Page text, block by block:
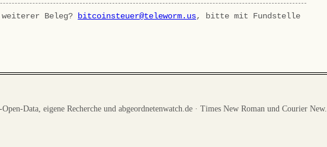
Beleg? bitcoinsteuer@teleworm.us, bitte mit Fundstelle
Open-Data, eigene Recherche und abgeordnetenwatch.de · Times New Roman und Courier New.